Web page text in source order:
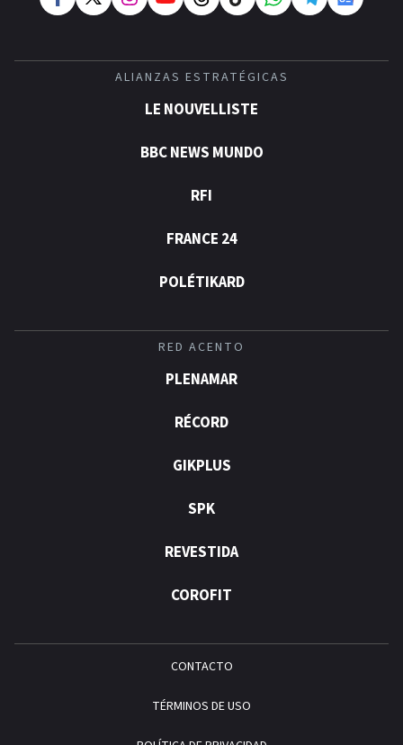
ALIANZAS ESTRATÉGICAS
LE NOUVELLISTE
BBC NEWS MUNDO
RFI
FRANCE 24
POLÉTIKARD
RED ACENTO
PLENAMAR
RÉCORD
GIKPLUS
SPK
REVESTIDA
COROFIT
CONTACTO
TÉRMINOS DE USO